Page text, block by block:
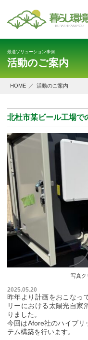
最適ソリューション事例
活動のご案内
HOME 活動のご案内
北杜市某ビール工場で
写真ク
2025.05.20
昨年より計画をおこなっ
リーにおける太陽光自家
りました。
今回はAfore社のハイブリ
テム構築を行います。